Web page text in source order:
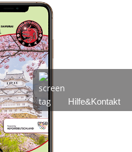
Hilfe&Kontakt